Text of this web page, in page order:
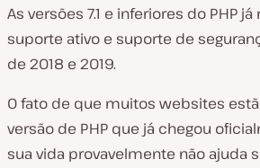
As versões 7.1 e inferiores do PHP
suporte ativo e suporte de
de 2018 e 2019.
O fato de que muitos websites
versão de PHP que já chegou
sua vida provavelmente não ajuda